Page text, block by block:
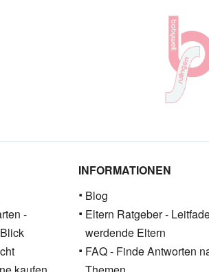
-
INFORMATIONEN
Blog
Eltern Ratgeber -
werdende Eltern
FAQ - Finde Antworten